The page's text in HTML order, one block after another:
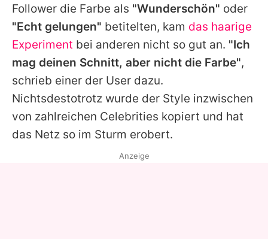
Follower die Farbe als "Wunderschön" oder
"Echt gelungen" betitelten, kam das haarige
Experiment bei anderen nicht so gut an. "Ich
mag deinen Schnitt, aber nicht die Farbe",
schrieb einer der User dazu.
Nichtsdestotrotz wurde der Style inzwischen
von zahlreichen Celebrities kopiert und hat
das Netz so im Sturm erobert.
Anzeige